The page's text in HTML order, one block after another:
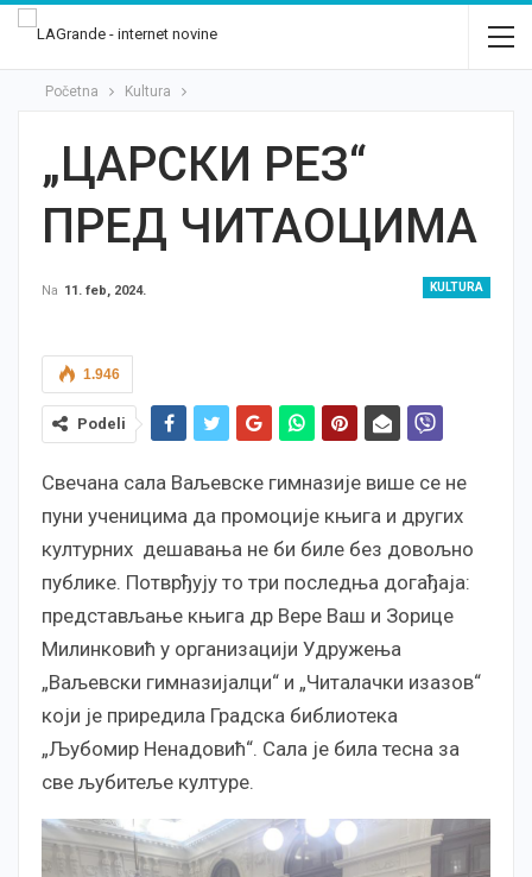
Početna Kultura
„ЦАРСКИ РЕЗ“
ПРЕД ЧИТАОЦИМА
KULTURA
Na 11. feb, 2024.
1.946
Podeli
Свечана сала Ваљевске гимназије више се не
пуни ученицима да промоције књига и других
културних дешавања не би биле без довољно
публике. Потврђују то три последња догађаја:
представљање књига др Вере Ваш и Зорице
Милинковић у организацији Удружења
„Ваљевски гимназијалци“ и „Читалачки изазов“
који је приредила Градска библиотека
„Љубомир Ненадовић“. Сала је била тесна за
све љубитеље културе.